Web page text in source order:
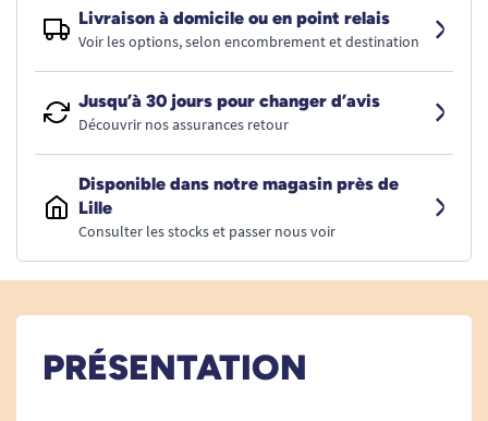
Livraison à domicile ou en point relais
Voir les options, selon encombrement et destination
Jusqu’à 30 jours pour changer d’avis
Découvrir nos assurances retour
Disponible dans notre magasin près de
Lille
Consulter les stocks et passer nous voir
PRÉSENTATION